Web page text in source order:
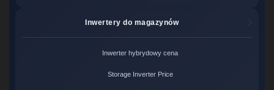
Inwertery do magazynów
Inwerter hybrydowy cena
Storage Inverter Price